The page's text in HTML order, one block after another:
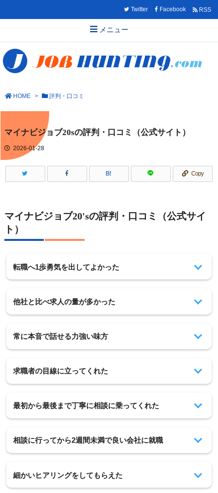
メニュー
Twitter Facebook RSS
HOME > 評判・口コミ
マイナビジョブ20sの評判・口コミ（公式サイト）
2026-01-28
B! Copy
マイナビジョブ20'sの評判・口コミ（公式サイ
ト）
転職へ1歩勇気を出してよかった
他社と比べ求人の量が多かった
常に本音で話せる力強い味方
求職者の目線に立ってくれた
最初から最後まで丁寧に相談に乗ってくれた
相談に行ってから2週間未満で良い会社に就職
細かいヒアリングをしてもらえた